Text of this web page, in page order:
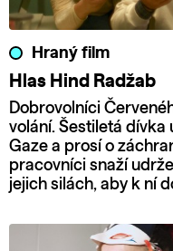
Hraný film
Hlas Hind Radžab
Dobrovolníci
volání. Šestiletá dívka
Gaze a prosí o
pracovníci snaží
jejich silách, aby k ní